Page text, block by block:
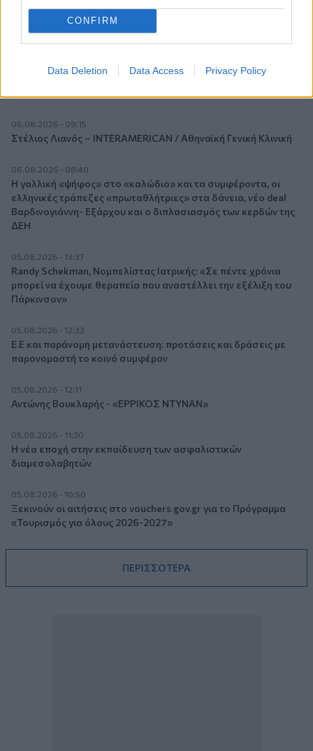
CONFIRM
Data Deletion Data Access Privacy Policy
Μείωση ασφαλιστικών εισφορών ύψους 240 εκατ. ευρώ
ζητούν οι έμποροι από την Κυβέρνηση
Ευρώπη: Μπορεί η κλιματική αλλαγή να οδηγήσει σε
06.08.2026 - 09:15
Στέλιος Λιανός – INTERAMERICAN / Αθηναϊκή Γενική Κλινική
06.08.2026 - 08:40
Η γαλλική «ψήφος» στο «καλώδιο» και τα συμφέροντα, οι
ελληνικές τράπεζες «πρωταθλήτριες» στα δάνεια, νέο deal
Βαρδινογιάννη- Εξάρχου και ο διπλασιασμός των κερδών της
ΔΕΗ
05.08.2026 - 13:37
Randy Schekman, Νομπελίστας Ιατρικής: «Σε πέντε χρόνια
μπορεί να έχουμε θεραπεία που αναστέλλει την εξέλιξη του
Πάρκινσον»
05.08.2026 - 12:33
Ε.Ε και παράνομη μετανάστευση: προτάσεις και δράσεις με
παρονομαστή το κοινό συμφέρον
05.08.2026 - 12:11
Αντώνης Βουκλαρής - «ΕΡΡΙΚΟΣ ΝΤΥΝΑΝ»
05.08.2026 - 11:30
Η νέα εποχή στην εκπαίδευση των ασφαλιστικών
διαμεσολαβητών
05.08.2026 - 10:50
Ξεκινούν οι αιτήσεις στο vouchers.gov.gr για το Πρόγραμμα
«Τουρισμός για όλους 2026-2027»
ΠΕΡΙΣΣΟΤΕΡΑ